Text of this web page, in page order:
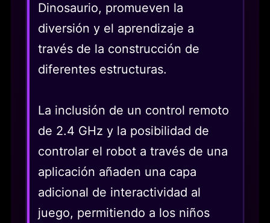
Dinosaurio, promueven la
diversión y el aprendizaje a
través de la construcción de
diferentes estructuras.
La inclusión de un control remoto
de 2.4 GHz y la posibilidad de
controlar el robot a través de una
aplicación añaden una capa
adicional de interactividad al
juego, permitiendo a los niños